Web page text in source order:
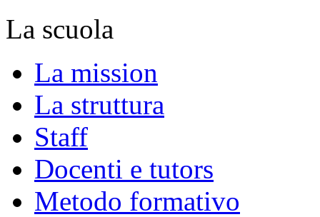
La scuola
La mission
La struttura
Staff
Docenti e tutors
Metodo formativo